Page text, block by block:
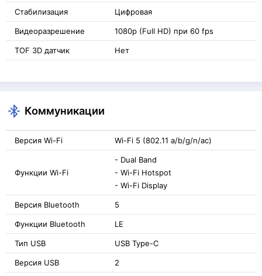
Стабилизация Цифровая
Видеоразрешение 1080p (Full HD) при 60 fps
TOF 3D датчик Нет
Коммуникации
Версия Wi-Fi Wi-Fi 5 (802.11 a/b/g/n/ac)
Функции Wi-Fi
- Dual Band
- Wi-Fi Hotspot
- Wi-Fi Display
Версия Bluetooth 5
Функции Bluetooth LE
Тип USB USB Type-C
Версия USB 2